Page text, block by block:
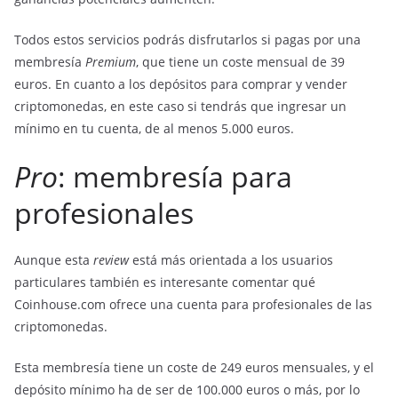
Todos estos servicios podrás disfrutarlos si pagas por una
membresía Premium, que tiene un coste mensual de 39
euros. En cuanto a los depósitos para comprar y vender
criptomonedas, en este caso si tendrás que ingresar un
mínimo en tu cuenta, de al menos 5.000 euros.
Pro: membresía para
profesionales
Aunque esta reviewestá más orientada a los usuarios
particulares también es interesante comentar qué
Coinhouse.com ofrece una cuenta para profesionales de las
criptomonedas.
Esta membresía tiene un coste de 249 euros mensuales, y el
depósito mínimo ha de ser de 100.000 euros o más, por lo